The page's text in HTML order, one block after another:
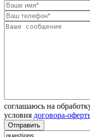
соглашаюсь на
условия договора-